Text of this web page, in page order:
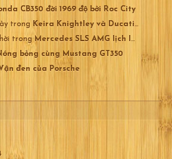
CB350 đời 1969 độ bởi Roc City
trong Keira Knightley và Ducati 750
trong Mercedes SLS AMG lịch lãm
bỏng cùng Mustang GT350
đen của Porsche